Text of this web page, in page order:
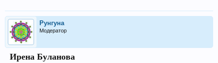
Рунгуна
Модератор
Ирена Буланова